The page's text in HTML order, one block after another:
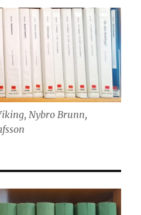
Nybro Brunn,